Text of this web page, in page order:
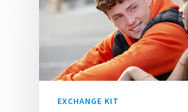
EXCHANGE KIT